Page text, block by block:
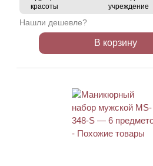
красоты
учреждение
Нашли дешевле?
В корзину